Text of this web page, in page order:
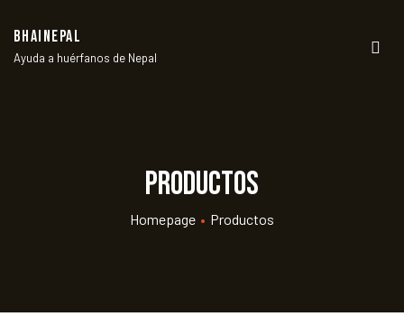
BHAINEPAL
Ayuda a huérfanos de Nepal
Productos
Homepage • Productos